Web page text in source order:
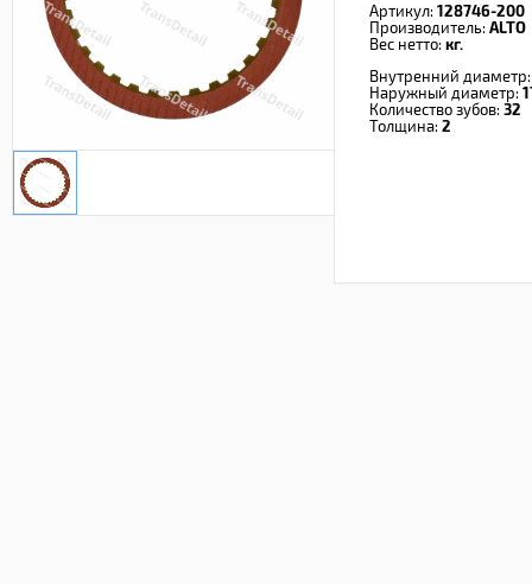
Артикул: 128746-200
Производитель: ALTO
Вес нетто: кг.
Внутренний
Наружный диаметр:
Количество зубов: 32
Толщина: 2